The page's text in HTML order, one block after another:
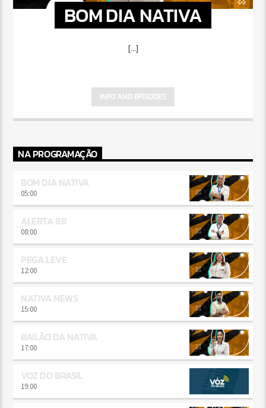
BOM DIA NATIVA
[...]
INFO AND EPISODES
NA PROGRAMAÇÃO
BOM DIA NATIVA
05:00
ALERTA 88
08:00
PEGA LEVE
12:00
NATIVA NEWS
15:00
BAILÃO DA NATIVA
17:00
VOZ DO BRASIL
19:00